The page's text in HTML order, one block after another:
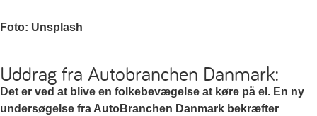
Foto: Unsplash
Uddrag fra Autobranchen Danmark:
Det er ved at blive en folkebevægelse at køre på el. En ny
undersøgelse fra AutoBranchen Danmark bekræfter